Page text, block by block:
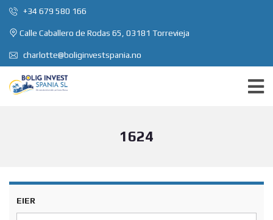
+34 679 580 166
Calle Caballero de Rodas 65, 03181 Torrevieja
charlotte@boliginvestspania.no
1624
EIER